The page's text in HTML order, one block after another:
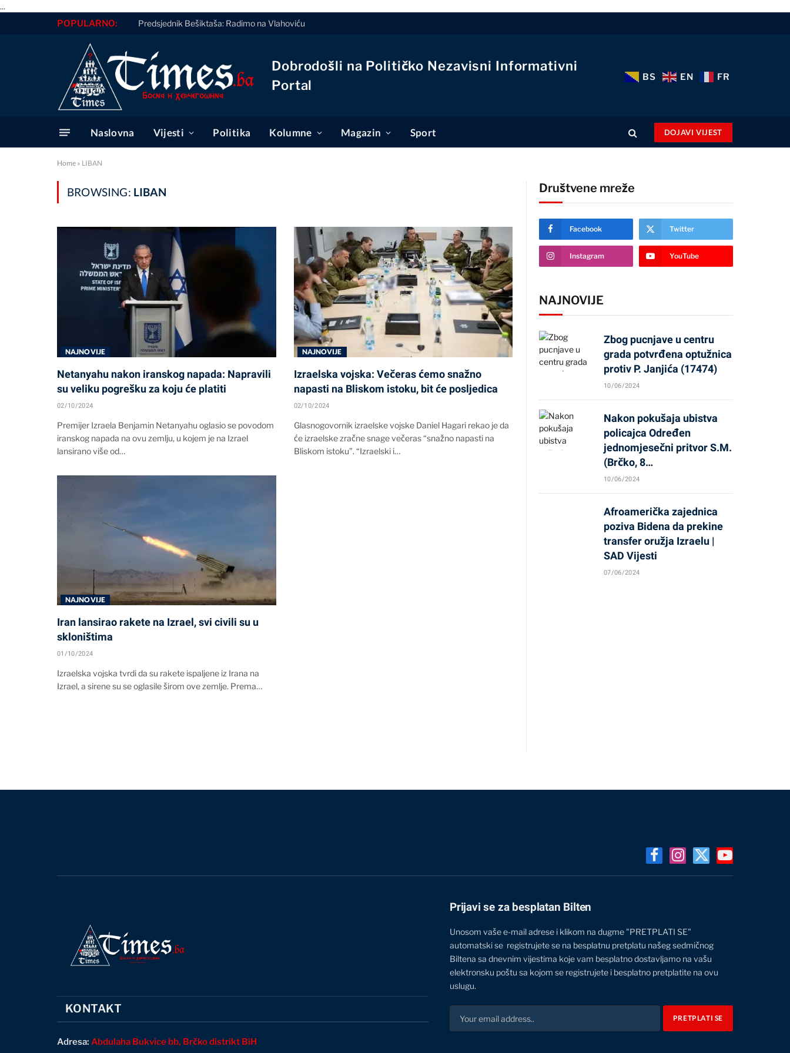
...
POPULARNO: Predsjednik Bešiktaša: Radimo na Vlahoviću
Dobrodošli na Političko Nezavisni Informativni
Portal
BS EN FR
Naslovna Vijesti Politika Kolumne Magazin Sport DOJAVI VIJEST
Home » LIBAN
BROWSING: LIBAN
NAJNOVIJE
Netanyahu nakon iranskog napada: Napravili
su veliku pogrešku za koju će platiti
02/10/2024
Premijer Izraela Benjamin Netanyahu oglasio se povodom
iranskog napada na ovu zemlju, u kojem je na Izrael
lansirano više od…
NAJNOVIJE
Izraelska vojska: Večeras ćemo snažno
napasti na Bliskom istoku, bit će posljedica
02/10/2024
Glasnogovornik izraelske vojske Daniel Hagari rekao je da
će izraelske zračne snage večeras “snažno napasti na
Bliskom istoku”. “Izraelski i…
NAJNOVIJE
Iran lansirao rakete na Izrael, svi civili su u
skloništima
01/10/2024
Izraelska vojska tvrdi da su rakete ispaljene iz Irana na
Izrael, a sirene su se oglasile širom ove zemlje. Prema…
Društvene mreže
Facebook Twitter
Instagram YouTube
NAJNOVIJE
Zbog pucnjave u centru
grada potvrđena optužnica
protiv P. Janjića (17474)
10/06/2024
Nakon pokušaja ubistva
policajca Određen
jednomjesečni pritvor S.M.
(Brčko, 8…
10/06/2024
Afroamerička zajednica
poziva Bidena da prekine
transfer oružja Izraelu |
SAD Vijesti
07/06/2024
FacebookInstagram
X
(Twitter)
YouTube
KONTAKT
Adresa: Abdulaha Bukvice bb, Brčko distrikt BiH
Prijavi se za besplatan Bilten
Unosom vaše e-mail adrese i klikom na dugme "PRETPLATI SE"
automatski se registrujete se na besplatnu pretplatu našeg sedmičnog
Biltena sa dnevnim vijestima koje vam besplatno dostavljamo na vašu
elektronsku poštu sa kojom se registrujete i besplatno pretplatite na ovu
uslugu.